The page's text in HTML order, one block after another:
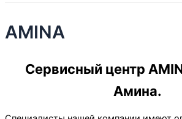
AMINA
Сервисный центр
Амина.